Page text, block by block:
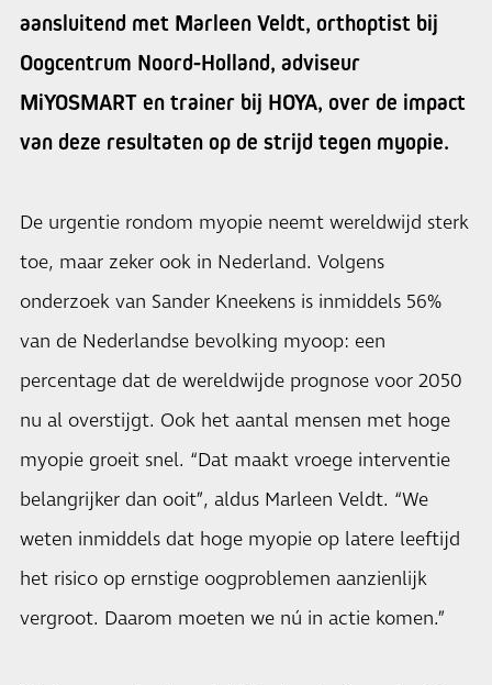
aansluitend met Marleen Veldt, orthoptist bij
Oogcentrum Noord-Holland, adviseur
MiYOSMART en trainer bij HOYA, over de impact
van deze resultaten op de strijd tegen myopie.
De urgentie rondom myopie neemt wereldwijd sterk
toe, maar zeker ook in Nederland. Volgens
onderzoek van Sander Kneekens is inmiddels 56%
van de Nederlandse bevolking myoop: een
percentage dat de wereldwijde prognose voor 2050
nu al overstijgt. Ook het aantal mensen met hoge
myopie groeit snel. “Dat maakt vroege interventie
belangrijker dan ooit”, aldus Marleen Veldt. “We
weten inmiddels dat hoge myopie op latere leeftijd
het risico op ernstige oogproblemen aanzienlijk
vergroot. Daarom moeten we nú in actie komen.”